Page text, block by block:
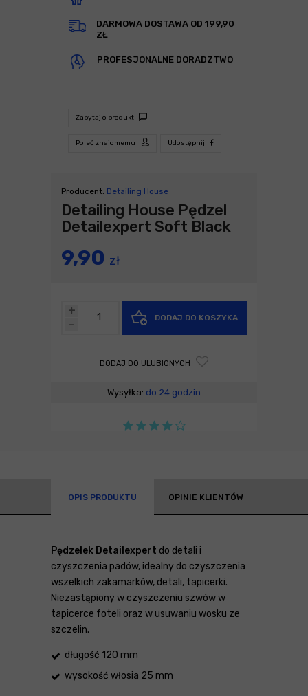
DARMOWA DOSTAWA OD 199,90
ZŁ
PROFESJONALNE DORADZTWO
Zapytaj o produkt
Poleć znajomemu Udostępnij
Producent: Detailing House
Detailing House Pędzel
Detailexpert Soft Black
9,90 zł
-
+
DODAJ DO KOSZYKA
DODAJ DO ULUBIONYCH
Wysyłka: do 24 godzin
OPIS PRODUKTU OPINIE KLIENTÓW
Pędzelek Detailexpert do detali i
czyszczenia padów, idealny do czyszczenia
wszelkich zakamarków, detali, tapicerki.
Niezastąpiony w czyszczeniu szwów w
tapicerce foteli oraz w usuwaniu wosku ze
szczelin.
długość 120 mm
wysokość włosia 25 mm